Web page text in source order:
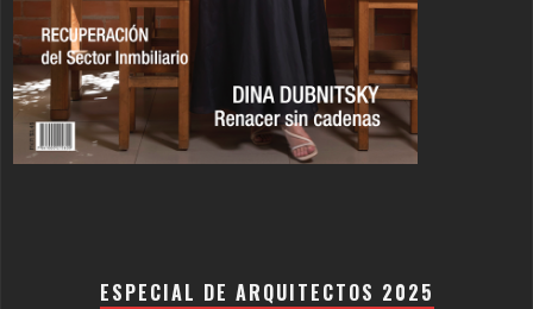
ESPECIAL DE ARQUITECTOS 2025